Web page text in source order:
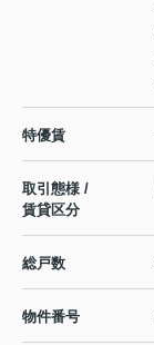
特優賃
取引態様 /
賃貸区分
総戸数
物件番号